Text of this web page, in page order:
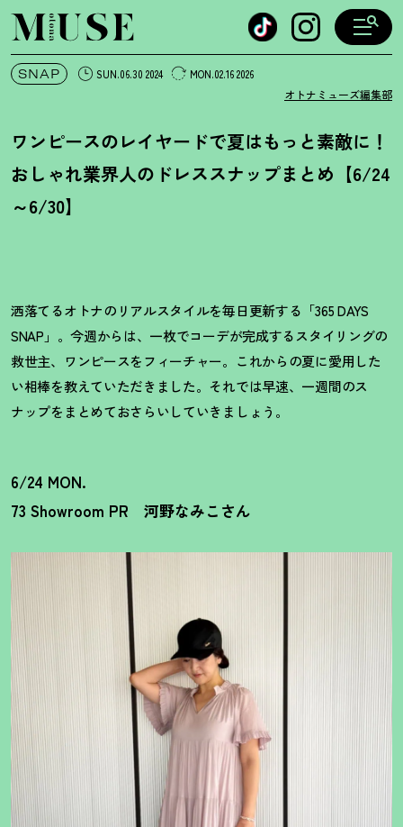
オトナミューズ ウェブ
SNAP SUN.06.30 2024 MON.02.16 2026
オトナミューズ編集部
ワンピースのレイヤードで夏はもっと素敵に ！
おしゃれ業界人のドレススナップまとめ【6/24
～6/30】
洒落てるオトナのリアルスタイルを毎日更新する「365 DAYS
SNAP」。今週からは、一枚でコーデが完成するスタイリングの
救世主、ワンピースをフィーチャー。これからの夏に愛用した
い相棒を教えていただきました。それでは早速、一週間のス
ナップをまとめておさらいしていきましょう。
6/24 MON.
73 Showroom PR 河野なみこさん